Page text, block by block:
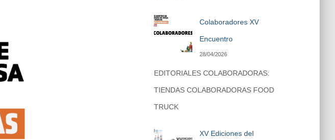
Colaboradores XV
Encuentro
28/04/2026
EDITORIALES COLABORADORAS:
TIENDAS COLABORADORAS FOOD
TRUCK
XV Ediciones del